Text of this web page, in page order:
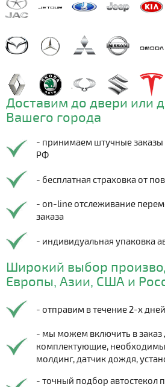
Доставим до двери или
Вашего города
- принимаем штучные заказы
РФ
- бесплатная страховка от
- on-line отслеживание
заказа
- индивидуальная упаковка
Широкий выбор
Европы, Азии, США и
- отправим в течение 2-х
- мы можем включить в заказ
комплектующие,
молдинг, датчик дождя,
- точный подбор автостекол